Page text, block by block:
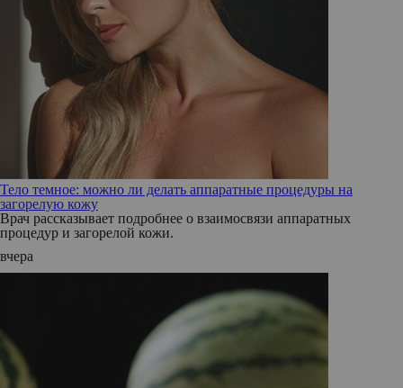
Тело темное: можно ли делать аппаратные процедуры на
загорелую кожу
Врач рассказывает подробнее о взаимосвязи аппаратных
процедур и загорелой кожи.
вчера